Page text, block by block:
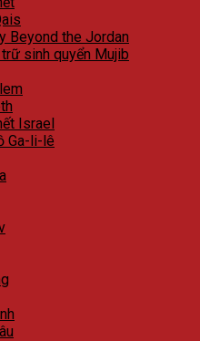
Beyond the Jordan
sinh quyển Mujib
Israel
Ga-li-lê